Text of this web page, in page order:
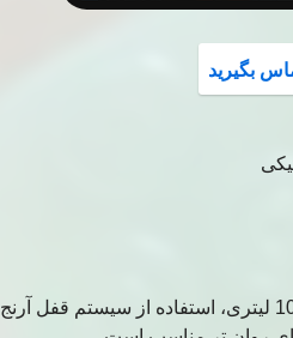
بگیرید
1: این دستگاه برای تولید محصولات توخالی پلاستیکی 200 میلی لیتری 10 لیتری، استفاده از سیستم قفل آرنج